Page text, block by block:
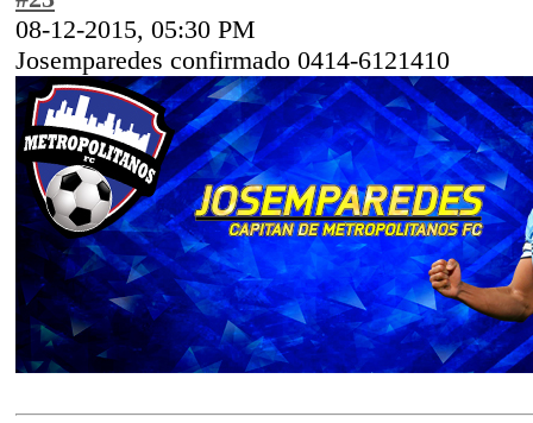
08-12-2015, 05:30 PM
Josemparedes confirmado 0414-6121410